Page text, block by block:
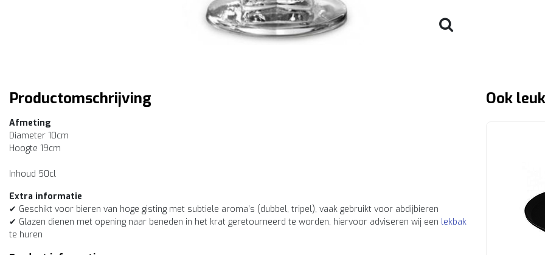
Productomschrijving
Afmeting
Diameter 10cm
Hoogte 19cm
Inhoud 50cl
Extra informatie
✔ Geschikt voor bieren van hoge gisting met subtiele aroma’s (dubbel, tripel), vaak gebruikt voor abdijbieren
✔ Glazen dienen met opening naar beneden in het krat geretourneerd te worden, hiervoor adviseren wij een lekbak
te huren
Ook